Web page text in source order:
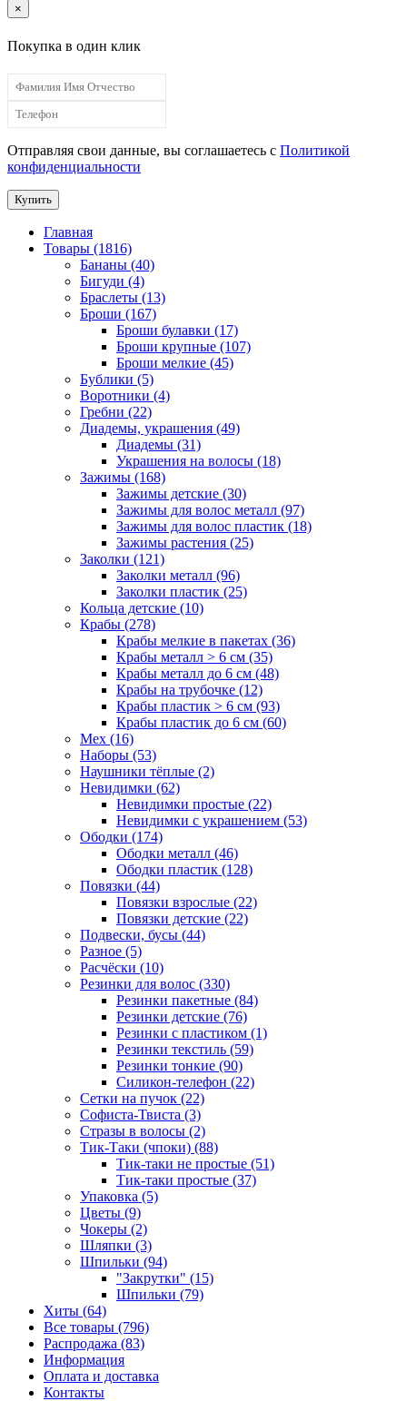
×
Покупка в один клик
Отправляя свои данные, вы соглашаетесь с Политикой
конфиденциальности
Купить
Главная
Товары (1816)
Бананы (40)
Бигуди (4)
Браслеты (13)
Броши (167)
Броши булавки (17)
Броши крупные (107)
Броши мелкие (45)
Бублики (5)
Воротники (4)
Гребни (22)
Диадемы, украшения (49)
Диадемы (31)
Украшения на волосы (18)
Зажимы (168)
Зажимы детские (30)
Зажимы для волос металл (97)
Зажимы для волос пластик (18)
Зажимы растения (25)
Заколки (121)
Заколки металл (96)
Заколки пластик (25)
Кольца детские (10)
Крабы (278)
Крабы мелкие в пакетах (36)
Крабы металл > 6 см (35)
Крабы металл до 6 см (48)
Крабы на трубочке (12)
Крабы пластик > 6 см (93)
Крабы пластик до 6 см (60)
Мех (16)
Наборы (53)
Наушники тёплые (2)
Невидимки (62)
Невидимки простые (22)
Невидимки с украшением (53)
Ободки (174)
Ободки металл (46)
Ободки пластик (128)
Повязки (44)
Повязки взрослые (22)
Повязки детские (22)
Подвески, бусы (44)
Разное (5)
Расчёски (10)
Резинки для волос (330)
Резинки пакетные (84)
Резинки детские (76)
Резинки с пластиком (1)
Резинки текстиль (59)
Резинки тонкие (90)
Силикон-телефон (22)
Сетки на пучок (22)
Софиста-Твиста (3)
Стразы в волосы (2)
Тик-Таки (чпоки) (88)
Тик-таки не простые (51)
Тик-таки простые (37)
Упаковка (5)
Цветы (9)
Чокеры (2)
Шляпки (3)
Шпильки (94)
"Закрутки" (15)
Шпильки (79)
Хиты (64)
Все товары (796)
Распродажа (83)
Информация
Оплата и доставка
Контакты